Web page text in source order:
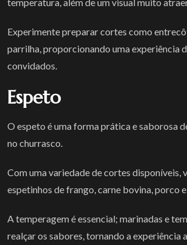
Experimente preparar cortes como
parrilha, proporcionando uma experiência
convidados.
Espeto
O espeto é uma forma prática e saborosa
no churrasco.
Com uma variedade de cortes disponíveis,
espetinhos de frango, carne bovina, porco
A temperagem é essencial; marinadas e
realçar os sabores, tornando a experiência